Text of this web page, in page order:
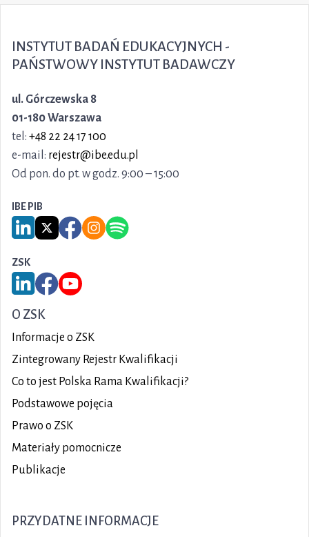
INSTYTUT BADAŃ EDUKACYJNYCH -
PAŃSTWOWY INSTYTUT BADAWCZY
ul. Górczewska 8
01-180 Warszawa
tel: +48 22 24 17 100
e-mail: rejestr@ibe.edu.pl
Od pon. do pt. w godz. 9:00 – 15:00
IBE PIB
Link do serwisu LinkedIn IBE PIB
Link do serwisu X IBE PIB
Link do Facebook IBE PIB
Link do Instagram IBE PIB
Link do Spotify IBE PIB
ZSK
Link do serwisu LinkedIn ZSK
Link do Facebook ZSK
Link do YouTube ZSK
O ZSK
Informacje o ZSK
Zintegrowany Rejestr Kwalifikacji
Co to jest Polska Rama Kwalifikacji?
Podstawowe pojęcia
Prawo o ZSK
Materiały pomocnicze
Publikacje
PRZYDATNE INFORMACJE